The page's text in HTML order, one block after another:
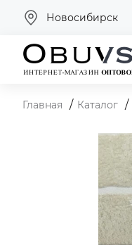
Новосибирск
Главная Каталог